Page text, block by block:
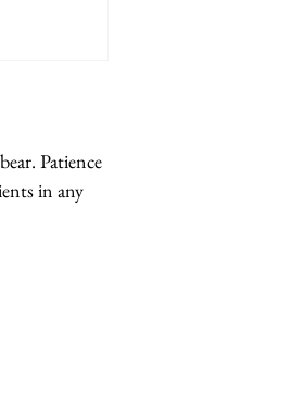
Patience
in any